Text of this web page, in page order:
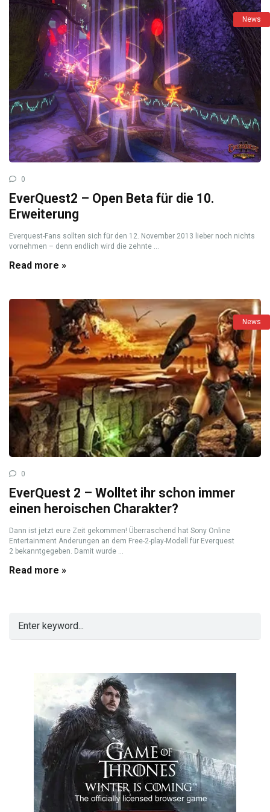
News
0
EverQuest2 – Open Beta für die 10.
Erweiterung
Everquest-Fans sollten sich für den 12. November 2013 lieber noch nichts
vornehmen – denn endlich wird die zehnte ...
Read more »
News
0
EverQuest 2 – Wolltet ihr schon immer
einen heroischen Charakter?
Dann ist jetzt eure Zeit gekommen! Überraschend hat Sony Online
Entertainment Änderungen an dem Free-2-play-Modell für Everquest
2 bekanntgegeben. Damit wurde ...
Read more »